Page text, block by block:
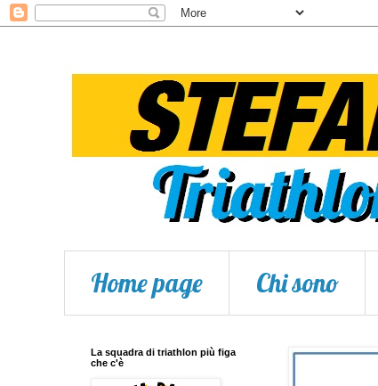
Home page Chi sono
La squadra di triathlon più figa
che c'è